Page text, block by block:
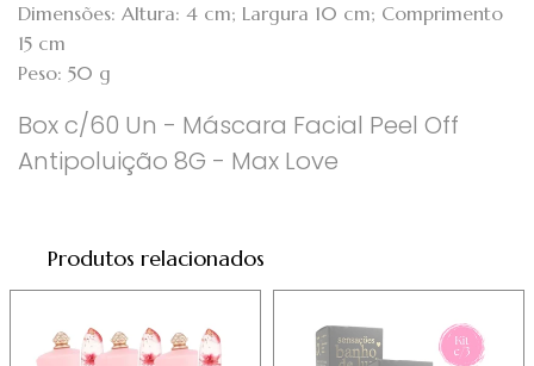
Dimensões: Altura: 4 cm; Largura 10 cm; Comprimento
15 cm
Peso: 50 g
Box c/60 Un - Máscara Facial Peel Off
Antipoluição 8G - Max Love
Produtos relacionados